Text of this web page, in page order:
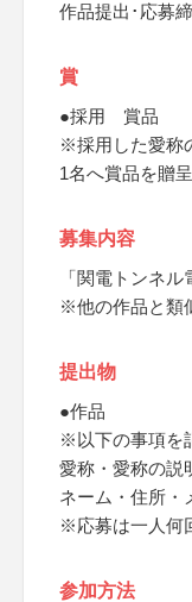
作品提出･応募
賞
●採用 賞品
※採用した愛称
1名へ賞品を贈呈
募集内容
「関電トンネ
※他の作品と類
提出物
●作品
※以下の事項を
愛称・愛称の説
ネーム・住所・
※応募は一人何
参加方法